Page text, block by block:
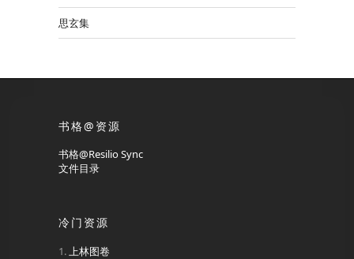
思玄集
书格@资源
书格@Resilio Sync
文件目录
冷门资源
上林图卷